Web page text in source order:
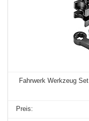
Fahrwerk Werkzeug